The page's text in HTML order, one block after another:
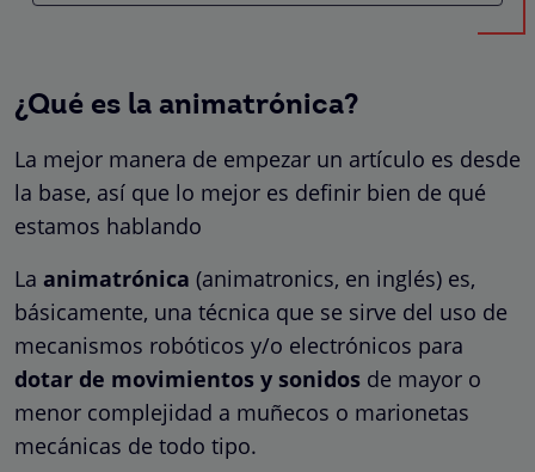
¿Qué es la animatrónica?
La mejor manera de empezar un artículo es desde
la base, así que lo mejor es definir bien de qué
estamos hablando
La animatrónica (animatronics, en inglés) es,
básicamente, una técnica que se sirve del uso de
mecanismos robóticos y/o electrónicos para
dotar de movimientos y sonidos de mayor o
menor complejidad a muñecos o marionetas
mecánicas de todo tipo.